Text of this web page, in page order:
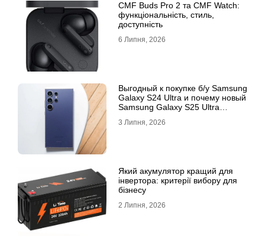
CMF Buds Pro 2 та CMF Watch:
функціональність, стиль,
доступність
6 Липня, 2026
Выгодный к покупке б/у Samsung
Galaxy S24 Ultra и почему новый
Samsung Galaxy S25 Ultra
3 Липня, 2026
Який акумулятор кращий для
інвертора: критерії вибору для
бізнесу
2 Липня, 2026